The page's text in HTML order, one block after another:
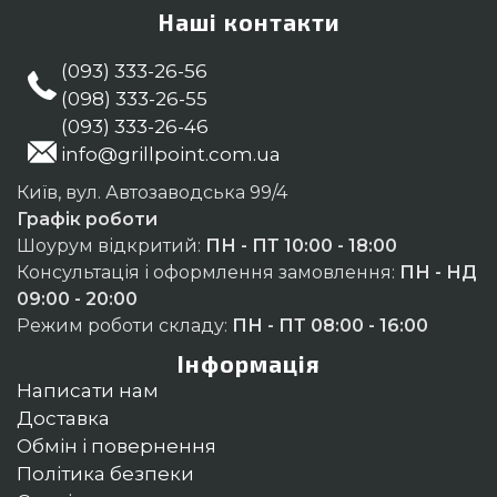
Наші контакти
(093) 333-26-56
(098) 333-26-55
(093) 333-26-46
info@grillpoint.com.ua
Київ, вул. Автозаводська 99/4
Графік роботи
Шоурум відкритий: ПН - ПТ 10:00 - 18:00
Консультація і оформлення замовлення: ПН - НД
09:00 - 20:00
Режим роботи складу: ПН - ПТ 08:00 - 16:00
Інформація
Написати нам
Доставка
Обмін і повернення
Політика безпеки